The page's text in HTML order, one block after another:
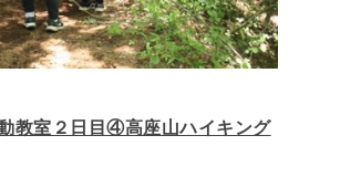
教室２日目④高座山ハイキング